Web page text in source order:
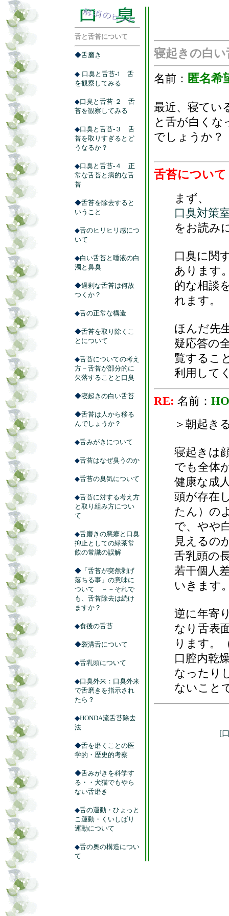
舌と舌苔について
◆舌磨き
◆ 口臭と舌苔-1 舌
を観察してみる
◆口臭と舌苔-２ 舌
苔を観察してみる
◆口臭と舌苔-３ 舌
苔を取りすぎるとど
うなるか？
◆口臭と舌苔-４ 正
常な舌苔と病的な舌
苔
◆舌苔を除去すると
いうこと
◆舌のヒリヒリ感につ
いて
◆白い舌苔と唾液の白
濁と鼻臭
◆過剰な舌苔は何故
つくか？
◆舌の正常な構造
◆舌苔を取り除くこ
とについて
◆舌苔についての考え
方－舌苔が部分的に
欠落することと口臭
◆寝起きの白い舌苔
◆舌苔は人から移る
んでしょうか？
◆舌みがきについて
◆舌苔はなぜ臭うのか
◆舌苔の臭気について
◆舌苔に対する考え方
と取り組み方につい
て
◆舌磨きの悪癖と口臭
抑止としての緑茶常
飲の常識の誤解
◆ 「舌苔が突然剥げ
落ちる事」の意味に
ついて －－それで
も、舌苔除去は続け
ますか？
◆食後の舌苔
◆裂溝舌について
◆舌乳頭について
◆口臭外来：口臭外来
で舌磨きを指示され
たら？
◆HONDA流舌苔除去
法
◆舌を磨くことの医
学的・歴史的考察
◆舌みがきを科学す
る・・犬猫でもやら
ない舌磨き
◆舌の運動・ひょっと
こ運動・くいしばり
運動について
◆舌の奥の構造につい
て
寝起きの白い
名前： 匿名希
最近、寝てい
と舌が白くな
でしょうか？
舌苔について
まず、
口臭対策
をお読み
口臭に関
あります
的な相談
れます。
ほんだ先
疑応答の
覧するこ
利用して
RE: 名前：
＞朝起き
寝起きは
でも全体
健康な成
頭が存在
たん）の
で、やや
見えるの
舌乳頭の
若干個人
いきます
逆に年寄
なり舌表
ります。
口腔内乾
なったり
ないこと
[